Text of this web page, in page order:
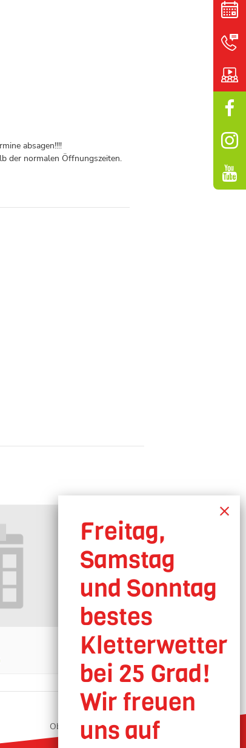
absagen!!!!
der normalen Öffnungszeiten.
Oberhausen geöffnet